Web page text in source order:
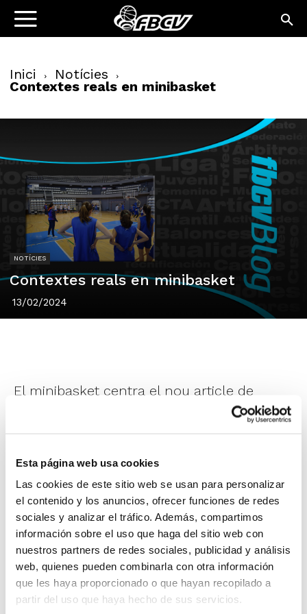
Esta página web usa cookies
Las cookies de este sitio web se usan para personalizar
el contenido y los anuncios, ofrecer funciones de redes
sociales y analizar el tráfico. Además, compartimos
información sobre el uso que haga del sitio web con
nuestros partners de redes sociales, publicidad y análisis
web, quienes pueden combinarla con otra información
que les haya proporcionado o que hayan recopilado a
partir del uso que haya hecho de sus servicios.
Inici Notícies
Contextes reals en minibasket
NOTÍCIES
Contextes reals en minibasket
13/02/2024
El minibasket centra el nou article de
formació que ens porta el Blog de la FBCV.
Félix De Fontecha
, entrenador superior de
bàsquet, ens acosta unes certes reflexions
sobre la importància d'entrenar en
minibasket a partir de situacions i
contextes reals que ajuden els esportistes
a identificar millor el joc anant des de
l'entrenament al partit.